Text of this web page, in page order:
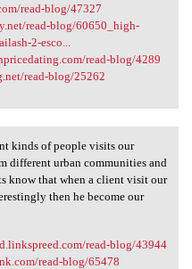
read-blog/47327
read-blog/60650_high-
2-esco...
read-blog/4289
read-blog/25262
kinds of
kinds of people visits our
different urban communities and
know that when a client visit our
then he become our
read-blog/43944
read-blog/65478